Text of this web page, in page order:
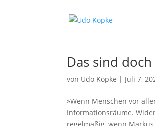
Das sind
von Udo Köpke | Juli 7,
»Wenn Menschen vor
Informationsräume.
regelmäßig, wenn